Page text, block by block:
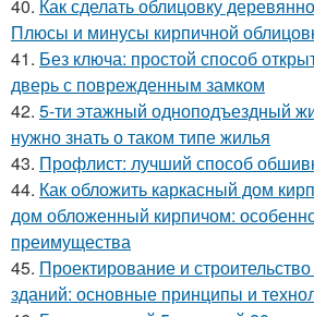
40. Как сделать облицовку
Плюсы и минусы кирпичной
41. Без ключа: простой способ
дверь с поврежденным замком
42. 5-ти этажный одноподъездный
нужно знать о таком типе жилья
43. Профлист: лучший способ
44. Как обложить каркасный дом
дом обложенный кирпичом:
преимущества
45. Проектирование и
зданий: основные принципы и